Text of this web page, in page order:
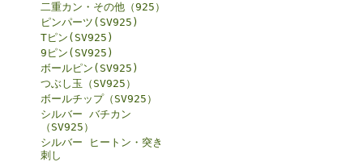
二重カン・その他（925）
ピンパーツ(SV925)
Tピン(SV925)
9ピン(SV925)
ボールピン(SV925)
つぶし玉（SV925）
ボールチップ（SV925）
シルバー バチカン
（SV925）
シルバー ヒートン・突き
刺し